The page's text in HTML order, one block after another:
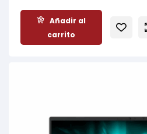
Añadir al
carrito